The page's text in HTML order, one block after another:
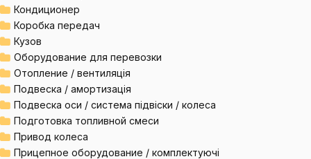
Кондиционер
Коробка передач
Кузов
Оборудование для перевозки
Отопление / вентиляція
Подвеска / амортизація
Подвеска оси / система підвіски / колеса
Подготовка топливной смеси
Привод колеса
Прицепное оборудование / комплектуючі